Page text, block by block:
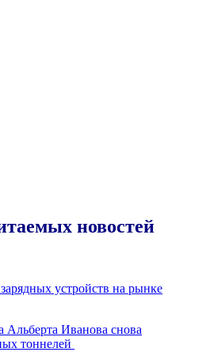
новостей
устройств на рынке
Альберта Иванова снова
тоннелей